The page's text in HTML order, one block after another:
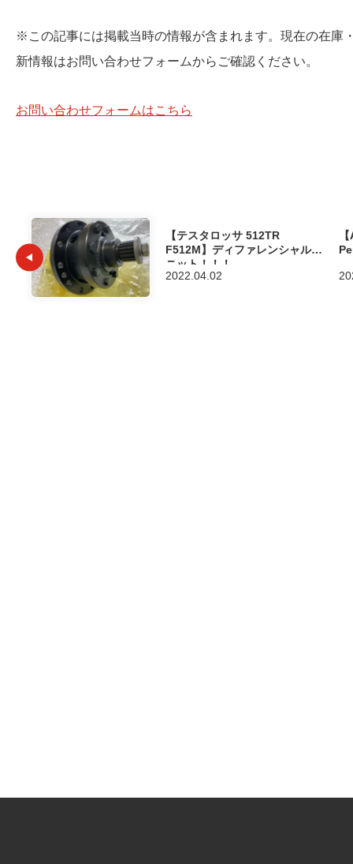
※この記事には掲載当時の情報が含まれます。現在の在庫
新情報はお問い合わせフォームからご確認ください。
お問い合わせフォームはこちら
【テスタロッサ 512TR
F512M】ディファレンシャルユ
ニット！！！
2022.04.02